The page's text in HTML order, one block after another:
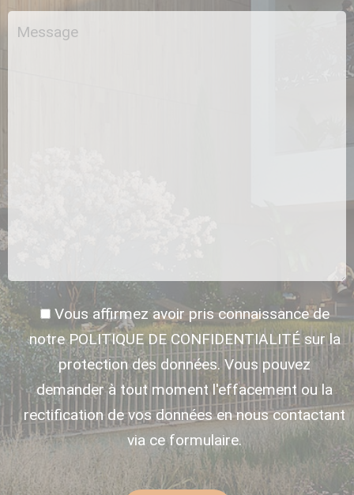
Vous affirmez avoir pris connaissance de
notre POLITIQUE DE CONFIDENTIALITÉ sur la
protection des données. Vous pouvez
demander à tout moment l'effacement ou la
rectification de vos données en nous contactant
via ce formulaire.